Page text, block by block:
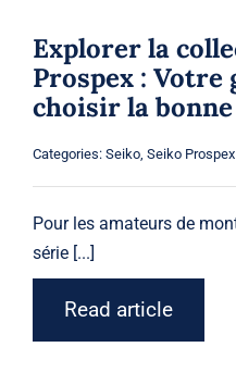
Explorer la
Prospex : Votre
choisir la
Categories: Seiko, Seiko Prospex
Pour les amateurs de
série [...]
Read article